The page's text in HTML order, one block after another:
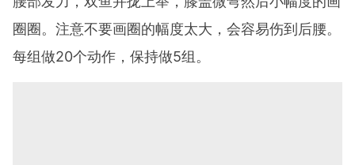
圈圈。注意不要画圈的幅度太大，会容易伤到后腰。
每组做20个动作，保持做5组。